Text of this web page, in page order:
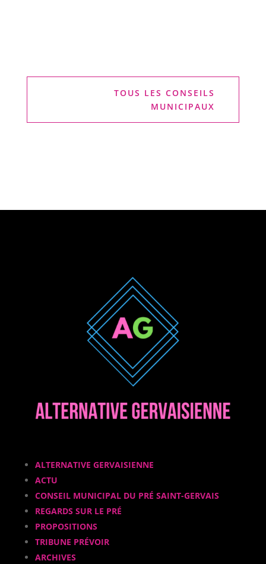
TOUS LES CONSEILS
MUNICIPAUX
ALTERNATIVE GERVAISIENNE
ACTU
CONSEIL MUNICIPAL DU PRÉ SAINT-GERVAIS
REGARDS SUR LE PRÉ
PROPOSITIONS
TRIBUNE PRÉVOIR
ARCHIVES